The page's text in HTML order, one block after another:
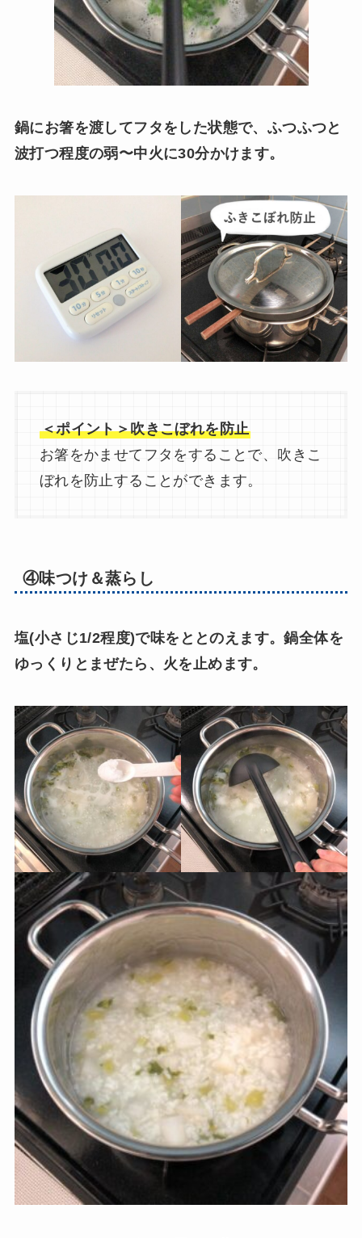
鍋にお箸を渡してフタをした状態で、ふつふつと
波打つ程度の弱〜中火に30分かけます。
＜ポイント＞吹きこぼれを防止
お箸をかませてフタをすることで、吹きこ
ぼれを防止することができます。
④味つけ＆蒸らし
塩(小さじ1/2程度)で味をととのえます。鍋全体を
ゆっくりとまぜたら、火を止めます。